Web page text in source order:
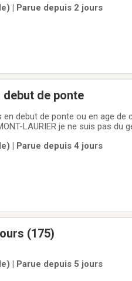
| Parue depuis 2 jours
de ponte
debut de ponte ou en age de
LAURIER je ne suis pas
| Parue depuis 4 jours
(175)
| Parue depuis 5 jours